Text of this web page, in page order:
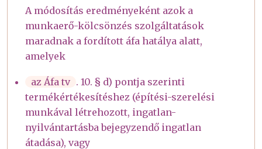
A módosítás eredményeként azok a
munkaerő-kölcsönzés szolgáltatások
maradnak a fordított áfa hatálya alatt,
amelyek
az Áfa tv . 10. § d) pontja szerinti
termékértékesítéshez (építési-szerelési
munkával létrehozott, ingatlan-
nyilvántartásba bejegyzendő ingatlan
átadása), vagy